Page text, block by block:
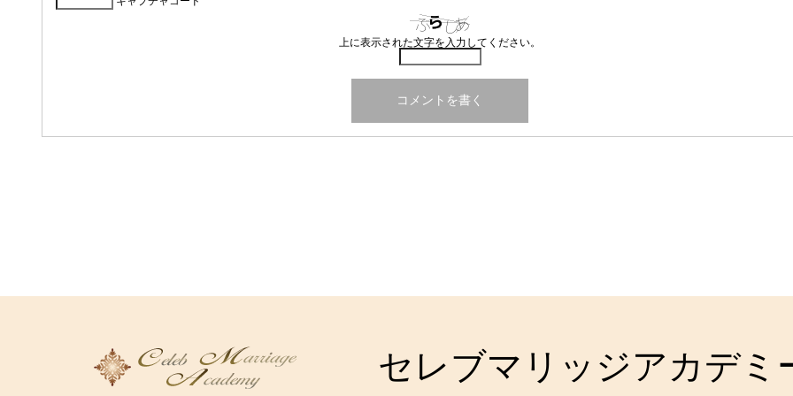
上に表示された文字を入力してください。
セレブマリッジアカデミ